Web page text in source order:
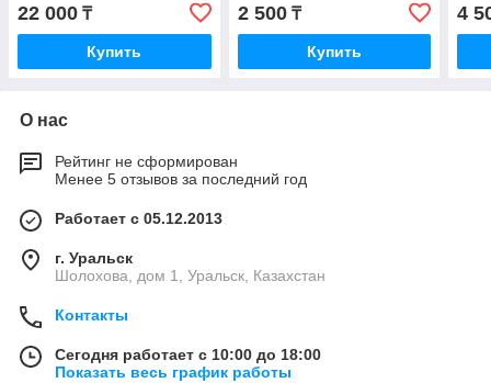
22 000 ₸
Купить
2 500₸
Купить
4
О нас
Рейтинг не сформирован
Менее 5 отзывов за последний год
Работает с 05.12.2013
г. Уральск
Шолохова, дом 1, Уральск, Казахстан
Контакты
Сегодня работает с 10:00 до 18:00
Показать весь график работы